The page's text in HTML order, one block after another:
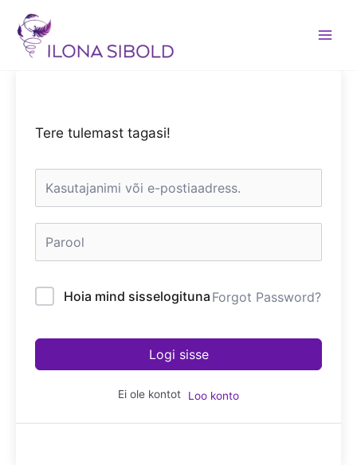
content
Tere tulemast tagasi!
Hoia mind sisselogituna Forgot Password?
Logi sisse
Ei ole kontot Loo konto